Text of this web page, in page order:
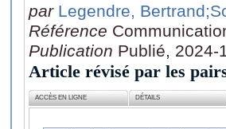
par Legendre, Bertrand
Référence
Publication Publié, 2024-
Article révisé par les
ACCÈS EN LIGNE DÉTAILS